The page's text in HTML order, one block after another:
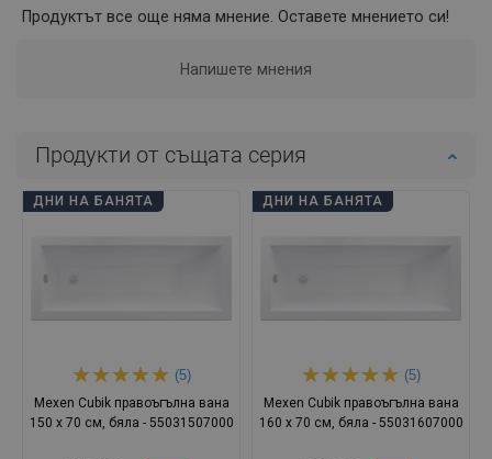
Продуктът все още няма мнение. Оставете мнението си!
Напишете мнения
Продукти от същата серия
ДНИ НА БАНЯТА
(5)
Mexen Cubik правоъгълна вана
150 x 70 см, бяла - 55031507000
ДНИ НА БАНЯТА
(5)
Mexen Cubik правоъгълна вана
160 x 70 см, бяла - 55031607000